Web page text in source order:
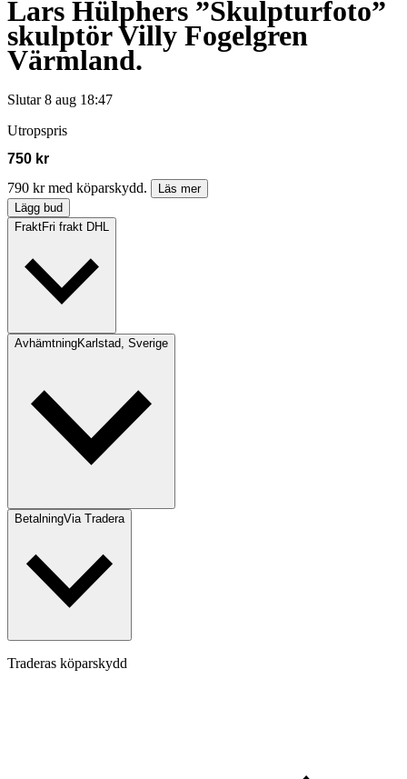
Lars Hülphers ”Skulpturfoto”
skulptör Villy Fogelgren
Värmland.
Slutar 8 aug 18:47
Utropspris
750 kr
790 kr med köparskydd.
Läs mer
Lägg bud
FraktFri frakt DHL
AvhämtningKarlstad, Sverige
BetalningVia Tradera
Traderas köparskydd